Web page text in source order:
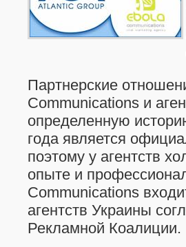
Партнерские
Communications и
определенную
года является
поэтому у агентств
опыте и
Communications
агентств Украины
Рекламной Коалиции.